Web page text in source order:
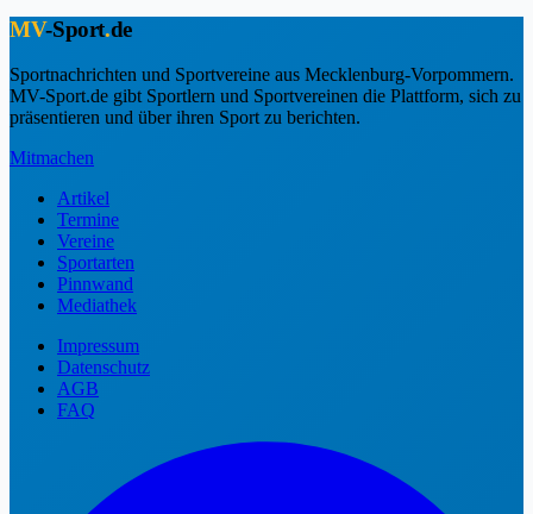
MV-Sport.de
Sportnachrichten und Sportvereine aus Mecklenburg-Vorpommern.
MV-Sport.de gibt Sportlern und Sportvereinen die Plattform, sich zu
präsentieren und über ihren Sport zu berichten.
Mitmachen
Artikel
Termine
Vereine
Sportarten
Pinnwand
Mediathek
Impressum
Datenschutz
AGB
FAQ